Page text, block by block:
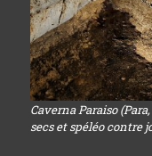
Caverna Paraiso
secs et spéléo contre